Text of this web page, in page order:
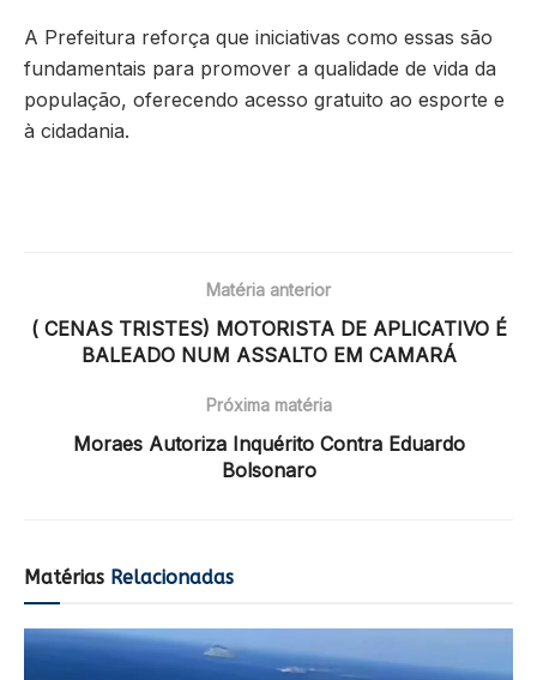
A Prefeitura reforça que iniciativas como essas são
fundamentais para promover a qualidade de vida da
população, oferecendo acesso gratuito ao esporte e
à cidadania.
Matéria anterior
( CENAS TRISTES) MOTORISTA DE APLICATIVO É
BALEADO NUM ASSALTO EM CAMARÁ
Próxima matéria
Moraes Autoriza Inquérito Contra Eduardo
Bolsonaro
Matérias Relacionadas